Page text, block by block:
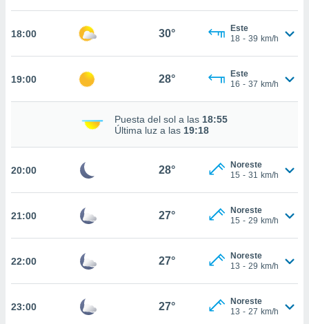
como
IP
de
interés
Para
u
18:00 30°
Este
18 - 39 km/h
19:00 28°
Este
16 - 37 km/h
Puesta del sol a las 18:55
Última luz a las 19:18
20:00 28°
Noreste
15 - 31 km/h
21:00 27°
Noreste
15 - 29 km/h
22:00 27°
Noreste
13 - 29 km/h
23:00 27°
Noreste
13 - 27 km/h